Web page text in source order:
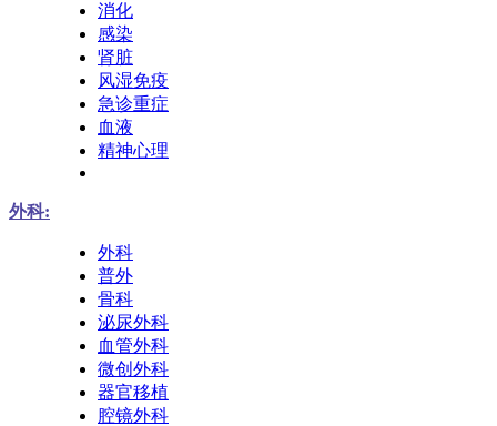
消化
感染
肾脏
风湿免疫
急诊重症
血液
精神心理
外科:
外科
普外
骨科
泌尿外科
血管外科
微创外科
器官移植
腔镜外科